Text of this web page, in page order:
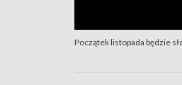
Początek listopada będzie